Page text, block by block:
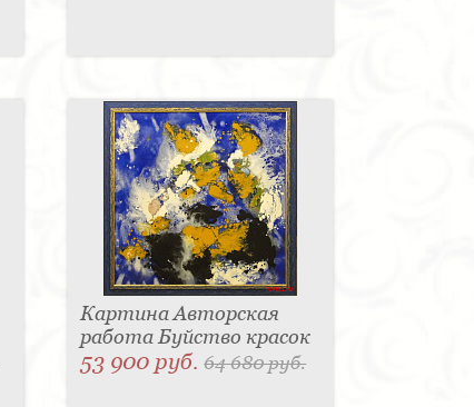
Картина Авторская
работа Буйство красок
53 900 руб.64 680 руб.